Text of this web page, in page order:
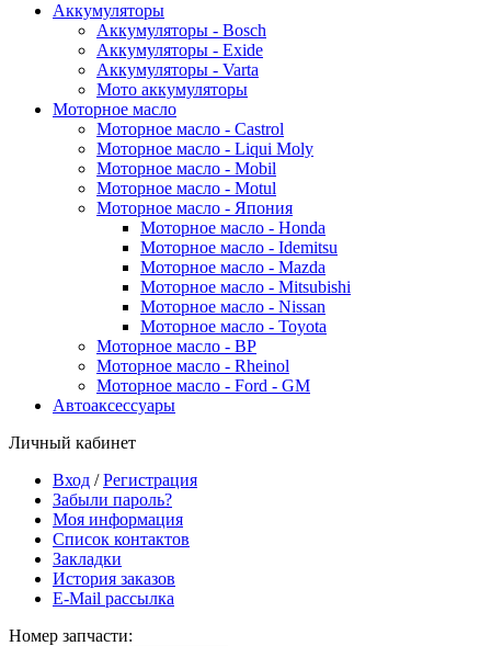
Аккумуляторы
Аккумуляторы - Bosch
Аккумуляторы - Exide
Аккумуляторы - Varta
Мото аккумуляторы
Моторное масло
Моторное масло - Castrol
Моторное масло - Liqui Moly
Моторное масло - Mobil
Моторное масло - Motul
Моторное масло - Япония
Моторное масло - Honda
Моторное масло - Idemitsu
Моторное масло - Mazda
Моторное масло - Mitsubishi
Моторное масло - Nissan
Моторное масло - Toyota
Моторное масло - BP
Моторное масло - Rheinol
Моторное масло - Ford - GM
Автоаксессуары
Личный кабинет
Вход /Регистрация
Забыли пароль?
Моя информация
Список контактов
Закладки
История заказов
E-Mail рассылка
Номер запчасти: